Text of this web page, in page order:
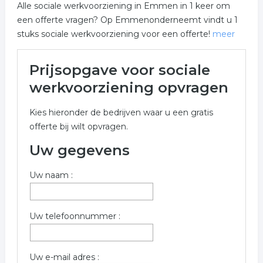
Alle sociale werkvoorziening in Emmen in 1 keer om
een offerte vragen? Op Emmenonderneemt vindt u 1
stuks sociale werkvoorziening voor een offerte! meer
werkvoorziening in Emmen
werkvoorziening gerelateerde bedrijven in de
omgeving van Emmen voor een vrijblijvende aanvraag.
Onderstaande bedrijven zijn gerelateerd aan sociale
prijs opgave op te vragen dient u onderstaand formulier
sociale werkvoorziening
Prijsopgave voor sociale
werkvoorziening opvragen
Kies hieronder de bedrijven waar u een gratis
offerte bij wilt opvragen.
Uw gegevens
Uw naam :
Uw telefoonnummer :
Uw e-mail adres :